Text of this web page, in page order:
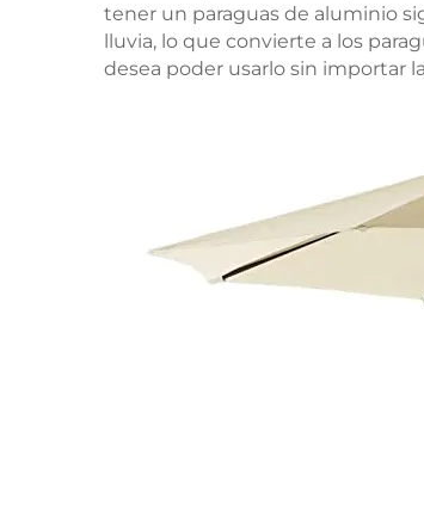
tener un paraguas de aluminio
lluvia, lo que convierte a los
desea poder usarlo sin importar